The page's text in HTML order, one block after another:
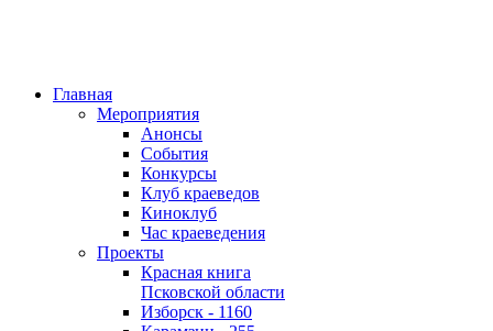
Главная
Мероприятия
Анонсы
События
Конкурсы
Клуб краеведов
Киноклуб
Час краеведения
Проекты
Красная книга
Псковской области
Изборск - 1160